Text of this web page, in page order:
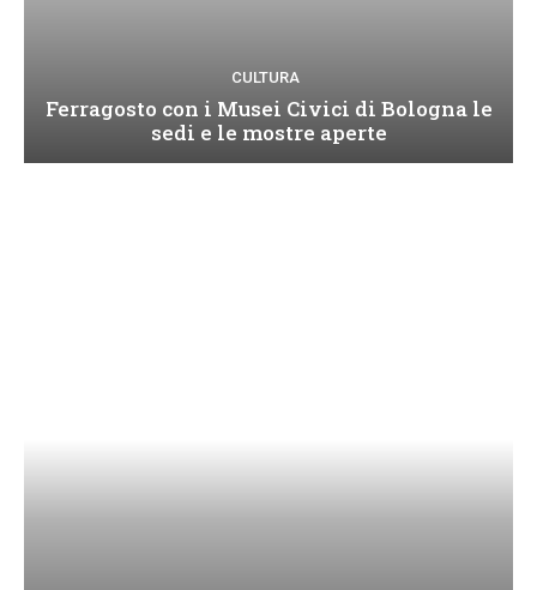
CULTURA
Ferragosto con i Musei Civici di Bologna le
sedi e le mostre aperte